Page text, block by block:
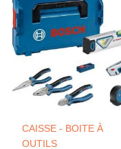
CAISSE - BOITE À
OUTILS